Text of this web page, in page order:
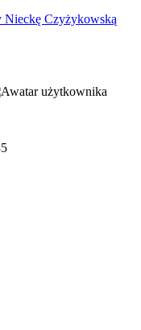
Nieckę Czyżykowską